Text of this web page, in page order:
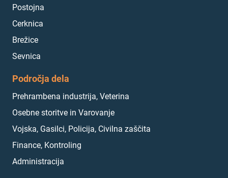
Postojna
Cerknica
Brežice
Sevnica
Področja dela
Prehrambena industrija, Veterina
Osebne storitve in Varovanje
Vojska, Gasilci, Policija, Civilna zaščita
Finance, Kontroling
Administracija